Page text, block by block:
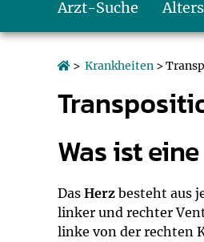
Arzt-Suche
> Krankheiten >
Was ist
Das Herz besteht aus
linker und rechter
linke von der rechten